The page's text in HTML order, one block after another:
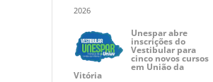
2026
Unespar abre
inscrições do
Vestibular para
cinco novos cursos
em União da
Vitória